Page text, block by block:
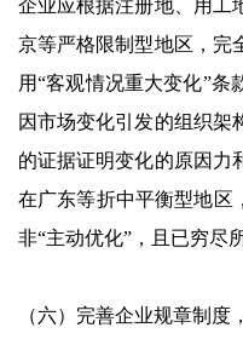
企业应根据注册地、用工
京等严格限制型地区，完
用“客观情况重大变化”条
因市场变化引发的组织架
的证据证明变化的原因力
在广东等折中平衡型地区
非“主动优化”，且已穷尽
（六）完善企业规章制度